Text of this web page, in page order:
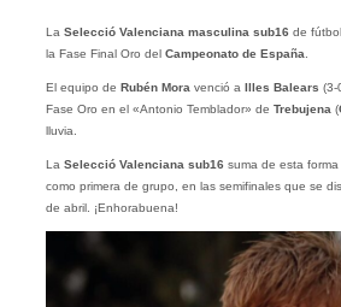
La Selecció Valenciana masculina sub16 de
la Fase Final Oro del Campeonato de España
El equipo de Rubén Mora venció a Illes Balears (3-
Fase Oro en el «Antonio Temblador» de Trebujena (
lluvia.
La Selecció Valenciana sub16 suma de esta
como primera de grupo, en las semifinales que se
de abril. ¡Enhorabuena!